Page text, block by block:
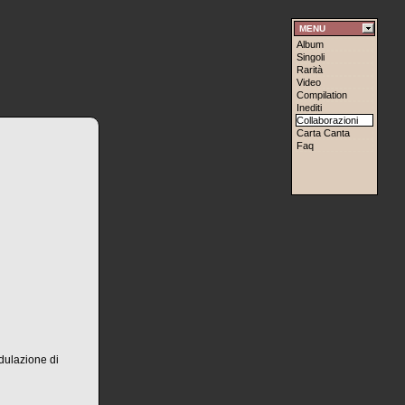
MENU
Album
Singoli
Rarità
Video
Compilation
Inediti
Collaborazioni
Carta Canta
Faq
di